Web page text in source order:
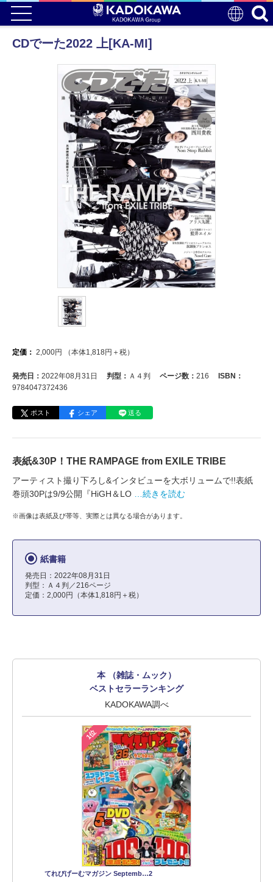
CDでーた2022 上[KA-MI]
定価： 2,000円 （本体1,818円＋税）
発売日： 2022年08月31日 判型： Ａ４判 ページ数： 216
ISBN：
9784047372436
ポスト シェア 送る
表紙&30P！THE RAMPAGE from EXILE TRIBE
アーティスト撮り下ろし&インタビューを大ボリュームで!!表紙
巻頭30Pは9/9公開『HiGH＆LO
…続きを読む
※画像は表紙及び帯等、実際とは異なる場合があります。
紙書籍
発売日：2022年08月31日
判型：Ａ４判／216ページ
定価：2,000円（本体1,818円＋税）
本 （雑誌・ムック）
ベストセラーランキング
KADOKAWA調べ
1位
てれびげーむマガジン Septemb…2